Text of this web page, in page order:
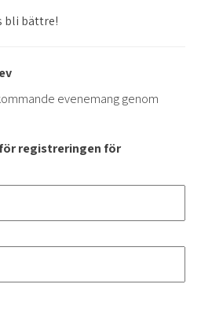
bli bättre!
evenemang genom
registreringen för